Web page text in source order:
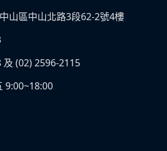
山區中山北路3段62-2號4樓
(02) 2596-2115
9:00~18:00